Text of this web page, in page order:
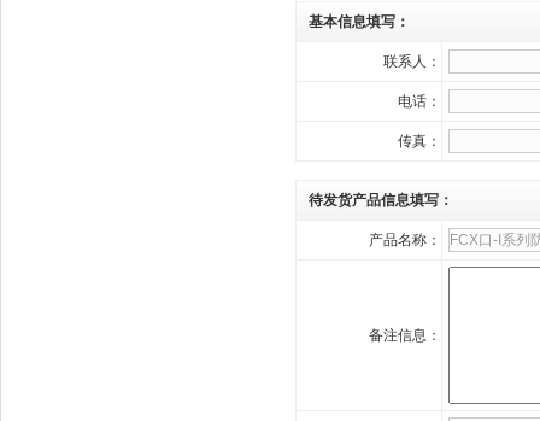
基本信息填写：
联系人：
电话：
传真：
待发货产品信息填写：
产品名称：
备注信息：